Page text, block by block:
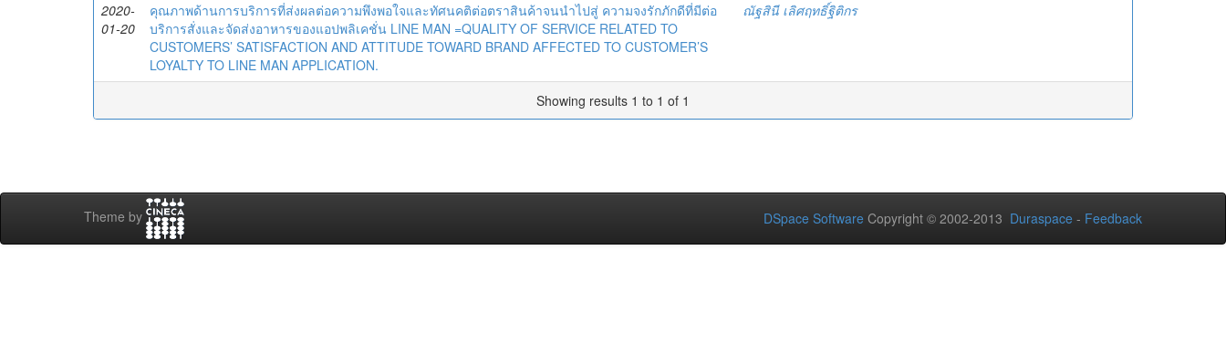
2020-
01-20
คุณภาพด้านการบริการที่ส่งผลต่อความพึงพอใจและทัศนคติต่อตราสินค้าจนนำไปสู่ ความจงรักภักดีที่มีต่อ
บริการสั่งและจัดส่งอาหารของแอปพลิเคชั่น LINE MAN =QUALITY OF SERVICE RELATED TO
CUSTOMERS’ SATISFACTION AND ATTITUDE TOWARD BRAND AFFECTED TO CUSTOMER’S
LOYALTY TO LINE MAN APPLICATION.
ณัฐสินี เลิศฤทธิ์ฐิติกร
Showing results 1 to 1 of 1
Theme by DSpace Software Copyright © 2002-2013 Duraspace - Feedback